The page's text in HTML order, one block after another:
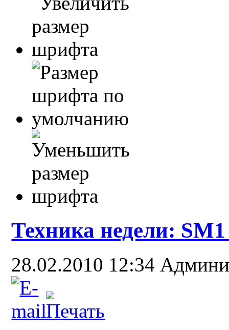
Техника недели:
28.02.2010 12:34